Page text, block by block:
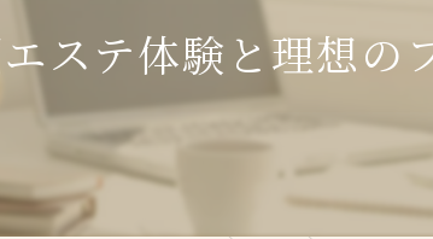
ステ体験と理想の